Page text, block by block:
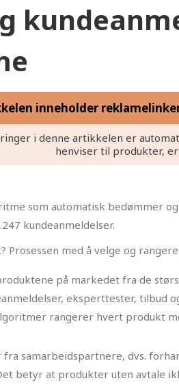
inneholder
i denne artikkelen er
henviser til produkter,
som automatisk bedømmer
kundeanmeldelser.
Prosessen med å velge og
på markedet fra de
eksperttester, tilbud
rangerer hvert produkt
samarbeidspartnere, dvs.
betyr at produkter uten avtale